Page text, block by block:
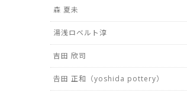
森 夏未
湯浅ロベルト淳
吉田 欣司
𠮷田 正和（yoshida pottery）